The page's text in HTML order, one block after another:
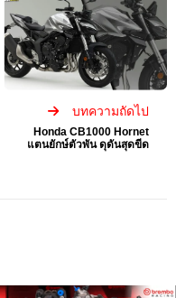
บทความถัดไป
Honda CB1000 Hornet
แตนยักษ์ตัวพัน ดุดันสุดขีด